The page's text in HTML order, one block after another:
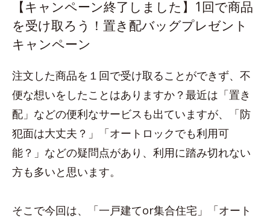
【キャンペーン終了しました】1回で商品
を受け取ろう！置き配バッグプレゼント
キャンペーン
注文した商品を１回で受け取ることができず、不
便な想いをしたことはありますか？最近は「置き
配」などの便利なサービスも出ていますが、「防
犯面は大丈夫？」「オートロックでも利用可
能？」などの疑問点があり、利用に踏み切れない
方も多いと思います。
そこで今回は、「一戸建てor集合住宅」「オート